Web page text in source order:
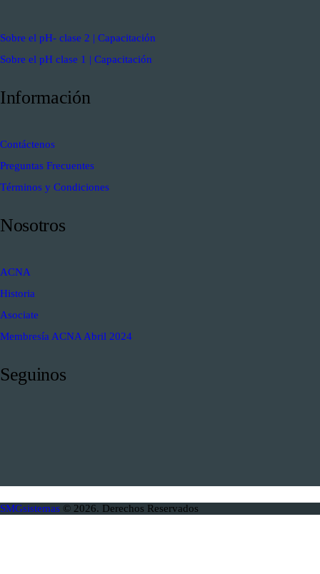
Sobre el pH- clase 2 | Capacitación
Sobre el pH clase 1 | Capacitación
Información
Contáctenos
Preguntas Frecuentes
Términos y Condiciones
Nosotros
ACNA
Historia
Asociate
Membresía ACNA Abril 2024
Seguinos
SMGsistemas © 2026. Derechos Reservados